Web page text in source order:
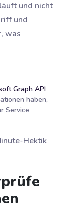
und nicht
und
was
Graph API
haben,
Service
Hektik